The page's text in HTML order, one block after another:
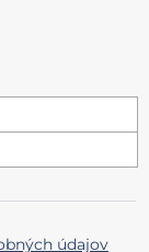
údajov